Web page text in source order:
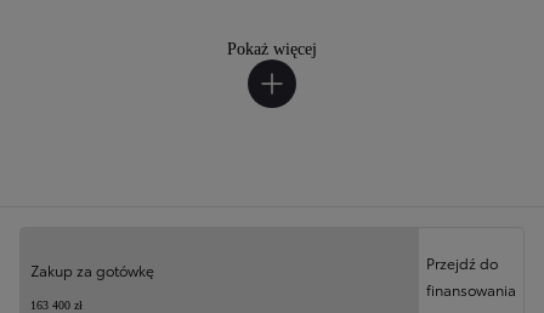
Pokaż więcej
Zakup za gotówkę
163 400 zł
Przejdź do
finansowania